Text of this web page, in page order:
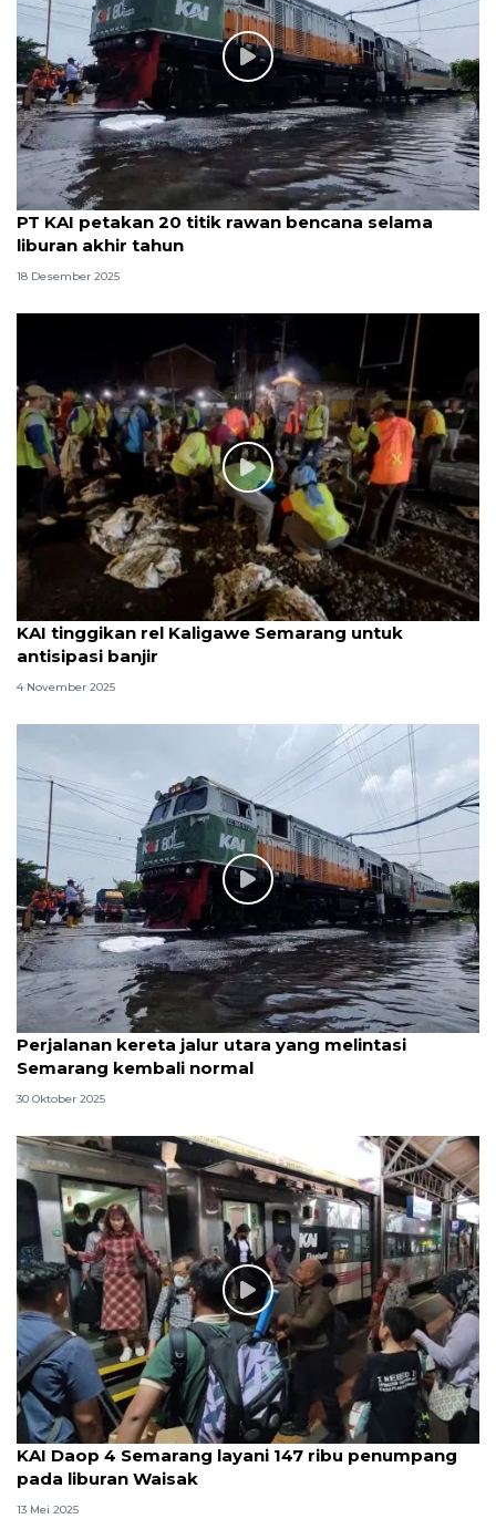
PT KAI petakan 20 titik rawan bencana selama
liburan akhir tahun
18 Desember 2025
KAI tinggikan rel Kaligawe Semarang untuk
antisipasi banjir
4 November 2025
Perjalanan kereta jalur utara yang melintasi
Semarang kembali normal
30 Oktober 2025
KAI Daop 4 Semarang layani 147 ribu penumpang
pada liburan Waisak
13 Mei 2025